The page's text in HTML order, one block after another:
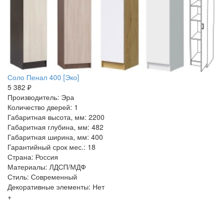
Соло Пенал 400 [Эко]
5 382 ₽
Производитель: Эра
Количество дверей: 1
Габаритная высота, мм: 2200
Габаритная глубина, мм: 482
Габаритная ширина, мм: 400
Гарантийный срок мес.: 18
Страна: Россия
Материалы: ЛДСП/МДФ
Стиль: Современный
Декоративные элементы: Нет
+